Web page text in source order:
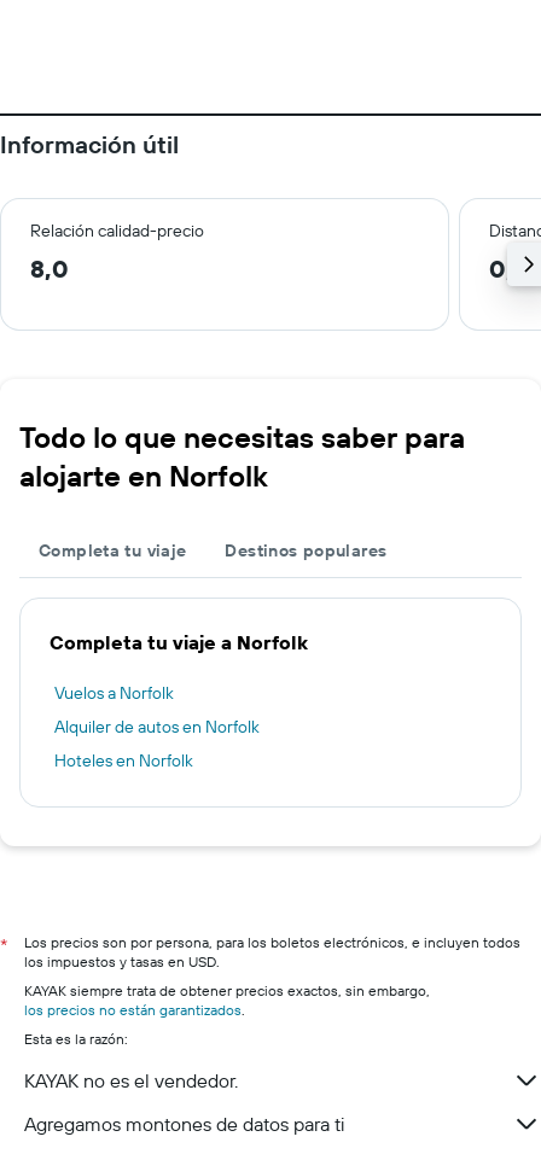
Información útil
Relación calidad-precio
8,0 0,4
Todo lo que necesitas saber para
alojarte en Norfolk
Completa tu viaje Destinos populares
Completa tu viaje a Norfolk
Vuelos a Norfolk
Alquiler de autos en Norfolk
Hoteles en Norfolk
*
Los precios son por persona, para los boletos electrónicos, e incluyen todos
los impuestos y tasas en USD.
KAYAK siempre trata de obtener precios exactos, sin embargo,
los precios no están garantizados.
Esta es la razón:
KAYAK no es el vendedor.
Agregamos montones de datos para ti